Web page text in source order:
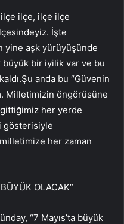
ilçe ilçe, ilçe ilçe
İşte
yine aşk yürüyüşünde
büyük bir iyilik var ve bu
anda bu “Güvenin
Milletimizin öngörüsüne
her yerde
gösterisiyle
her zaman
OLACAK”
“7 Mayıs’ta büyük